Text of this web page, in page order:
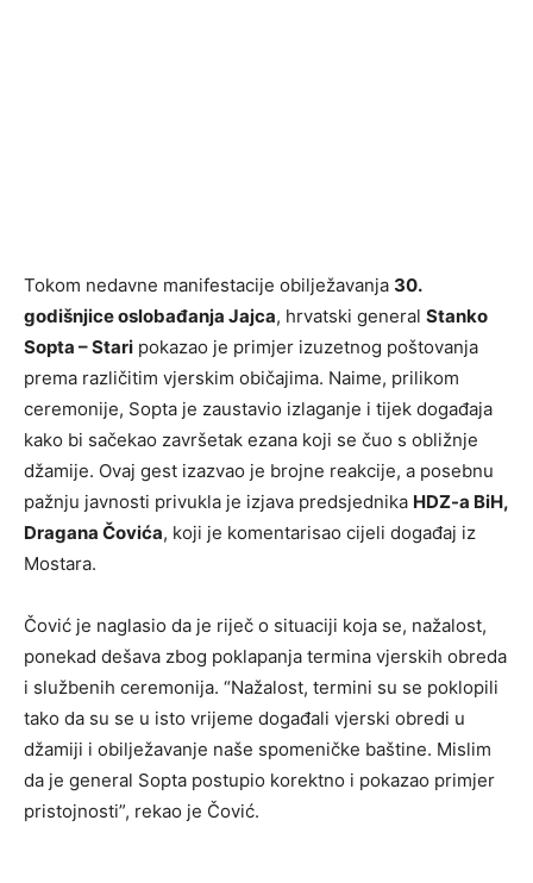
Tokom nedavne manifestacije obilježavanja 30.
godišnjice oslobađanja Jajca, hrvatski general Stanko
Sopta – Stari pokazao je primjer izuzetnog poštovanja
prema različitim vjerskim običajima. Naime, prilikom
ceremonije, Sopta je zaustavio izlaganje i tijek događaja
kako bi sačekao završetak ezana koji se čuo s obližnje
džamije. Ovaj gest izazvao je brojne reakcije, a posebnu
pažnju javnosti privukla je izjava predsjednika HDZ-a BiH,
Dragana Čovića, koji je komentarisao cijeli događaj iz
Mostara.
Čović je naglasio da je riječ o situaciji koja se, nažalost,
ponekad dešava zbog poklapanja termina vjerskih obreda
i službenih ceremonija. “Nažalost, termini su se poklopili
tako da su se u isto vrijeme događali vjerski obredi u
džamiji i obilježavanje naše spomeničke baštine. Mislim
da je general Sopta postupio korektno i pokazao primjer
pristojnosti”, rekao je Čović.